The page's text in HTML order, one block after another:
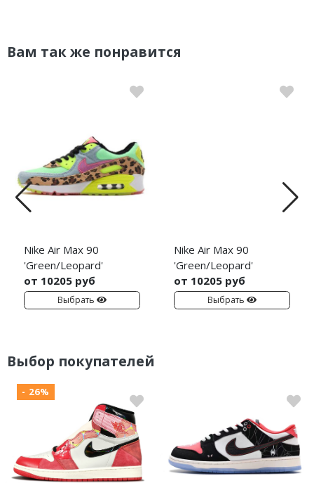
Вам так же понравится
Nike Air Max 90
'Green/Leopard'
от 10205 руб
Выбрать
Nike Air Max 90
'Green/Leopard'
от 10205 руб
Выбрать
Выбор покупателей
- 26%